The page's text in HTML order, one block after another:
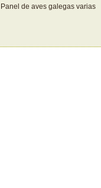
Panel de aves galegas varias